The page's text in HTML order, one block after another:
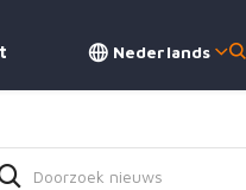
Nederlands